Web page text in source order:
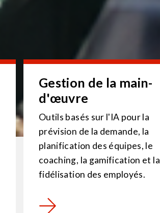
Gestion de la main-
d'œuvre
Outils basés sur l'IA pour la
prévision de la demande, la
planification des équipes, le
coaching, la gamification et la
fidélisation des employés.